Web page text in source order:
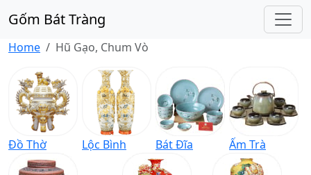
Gốm Bát Tràng
Home Hũ Gạo, Chum Vò
Đồ Thờ Lộc Bình Bát Đĩa Ấm Trà